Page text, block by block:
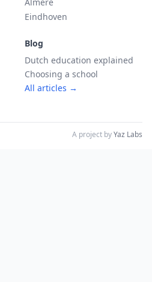
Eindhoven
Blog
Dutch education explained
Choosing a school
All articles →
A project byYaz Labs